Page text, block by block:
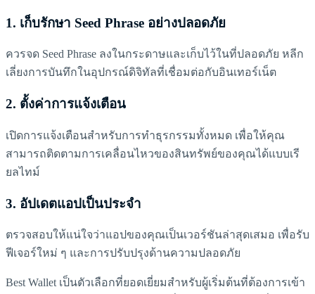
1. เก็บรักษา Seed Phrase อย่างปลอดภัย
ควรจด Seed Phrase ลงในกระดาษและเก็บไว้ในที่ปลอดภัย หลีก
เลี่ยงการบันทึกในอุปกรณ์ดิจิทัลที่เชื่อมต่อกับอินเทอร์เน็ต
2. ตั้งค่าการแจ้งเตือน
เปิดการแจ้งเตือนสำหรับการทำธุรกรรมทั้งหมด เพื่อให้คุณ
สามารถติดตามการเคลื่อนไหวของสินทรัพย์ของคุณได้แบบเรี
ยลไทม์
3. อัปเดตแอปเป็นประจำ
ตรวจสอบให้แน่ใจว่าแอปของคุณเป็นเวอร์ชันล่าสุดเสมอ เพื่อรับ
ฟีเจอร์ใหม่ ๆ และการปรับปรุงด้านความปลอดภัย
Best Wallet เป็นตัวเลือกที่ยอดเยี่ยมสำหรับผู้เริ่มต้นที่ต้องการเข้า